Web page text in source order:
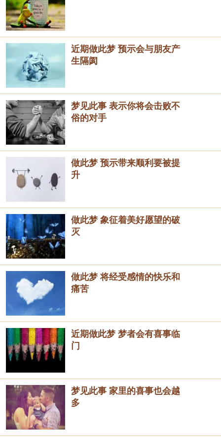
近期做此梦 预示会与朋友产
生隔阂
梦见此事 表示你将会击败不
俗的对手
做此梦 预示带来顺利要被提
升
做此梦 象征着美好愿望的破
灭
做此梦 将经受感情的快乐和
痛苦
近期做此梦 梦者会有喜事临
门
梦见此事 家里的喜事也会越
多